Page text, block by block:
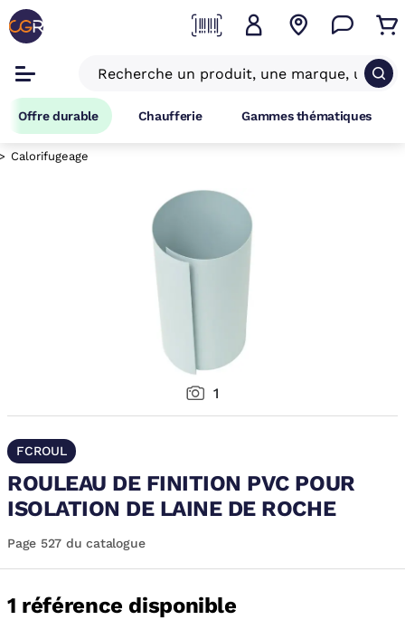
Offre durable Chaufferie Gammes thématiques
Calorifugeage
1
FCROUL
ROULEAU DE FINITION PVC POUR
ISOLATION DE LAINE DE ROCHE
Page 527 du catalogue
1 référence disponible